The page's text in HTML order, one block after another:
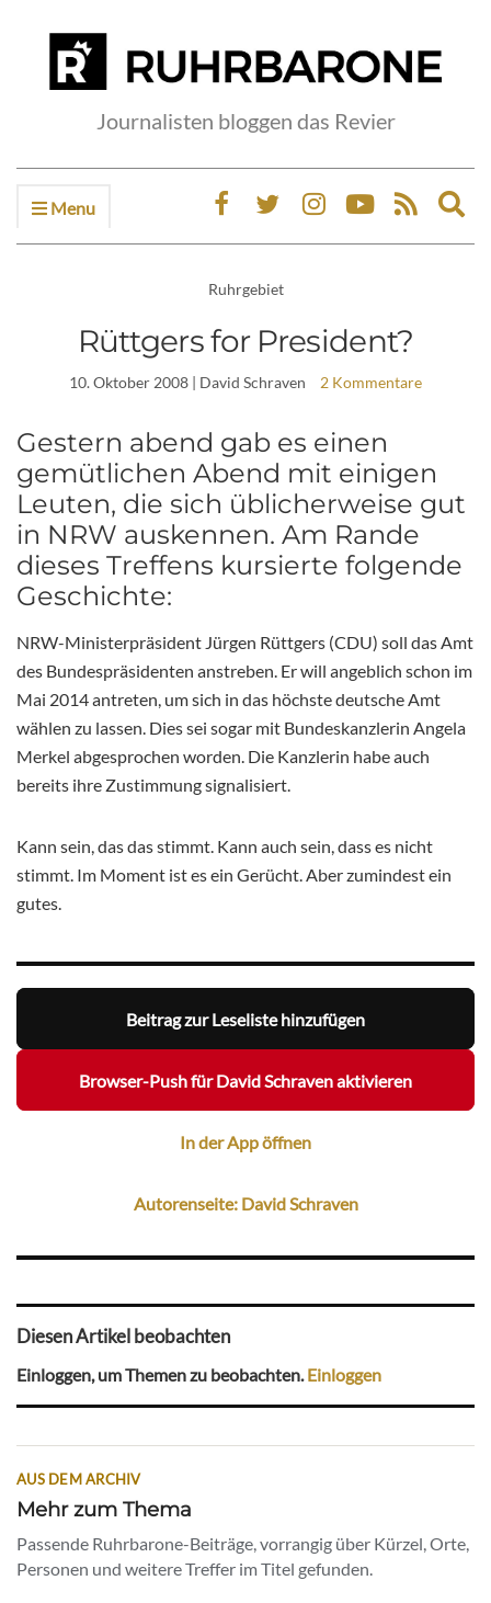
Journalisten bloggen das Revier
Menu
Ruhrgebiet
Rüttgers for President?
10. Oktober 2008 | David Schraven 2 Kommentare
Gestern abend gab es einen
gemütlichen Abend mit einigen
Leuten, die sich üblicherweise gut
in NRW auskennen. Am Rande
dieses Treffens kursierte folgende
Geschichte:
NRW-Ministerpräsident Jürgen Rüttgers (CDU) soll das Amt
des Bundespräsidenten anstreben. Er will angeblich schon im
Mai 2014 antreten, um sich in das höchste deutsche Amt
wählen zu lassen. Dies sei sogar mit Bundeskanzlerin Angela
Merkel abgesprochen worden. Die Kanzlerin habe auch
bereits ihre Zustimmung signalisiert.
Kann sein, das das stimmt. Kann auch sein, dass es nicht
stimmt. Im Moment ist es ein Gerücht. Aber zumindest ein
gutes.
Beitrag zur Leseliste hinzufügen
Browser-Push für David Schraven aktivieren
In der App öffnen
Autorenseite: David Schraven
Diesen Artikel beobachten
Einloggen, um Themen zu beobachten.Einloggen
AUS DEM ARCHIV
Mehr zum Thema
Passende Ruhrbarone-Beiträge, vorrangig über Kürzel, Orte,
Personen und weitere Treffer im Titel gefunden.